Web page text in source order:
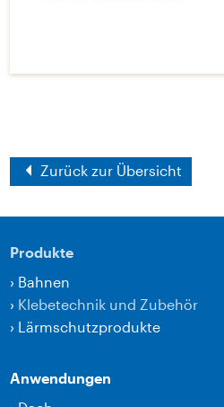
Zurück zur Übersicht
Produkte
› Bahnen
› Klebetechnik und Zubehör
› Lärmschutzprodukte
Anwendungen